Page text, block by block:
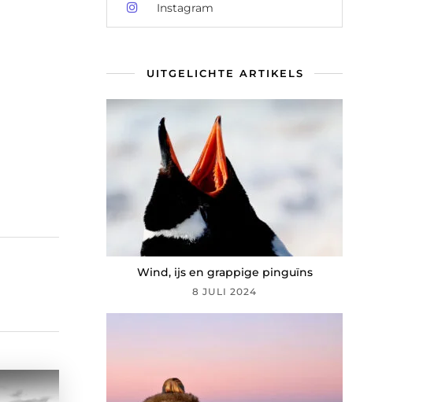
Instagram
UITGELICHTE ARTIKELS
Wind, ijs en grappige pinguïns
8 JULI 2024